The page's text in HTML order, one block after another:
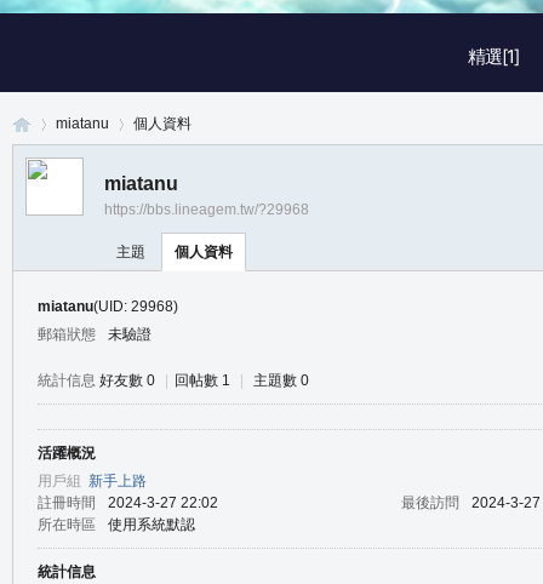
精選[1]
miatanu 個人資料
miatanu
https://bbs.lineagem.tw/?29968
主題 個人資料
miatanu(UID: 29968)
郵箱狀態
未驗證
統計信息 好友數 0 回帖數 1 主題數 0
活躍概況
用戶組 新手上路
註冊時間
2024-3-27 22:02 最後訪問
2024-3-
所在時區
使用系統默認
統計信息